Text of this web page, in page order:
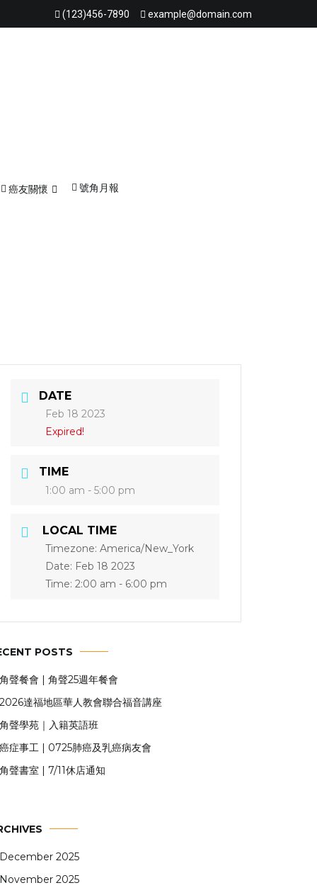
(123)456-7890 example@domain.com
癌友關懷 號角月報
角聲書室 聯絡我們 奉獻支持
DATE
Feb 18 2023
Expired!
TIME
1:00 am - 5:00 pm
LOCAL TIME
Timezone:America/New_York
Date: Feb 18 2023
Time:2:00 am - 6:00 pm
POSTS
角聲餐會 | 角聲25週年餐會
2026達福地區華人教會聯合福音講座
角聲學苑｜入籍英語班
癌症事工 | 0725肺癌及乳癌病友會
角聲書室 | 7/11休店通知
December 2025
November 2025